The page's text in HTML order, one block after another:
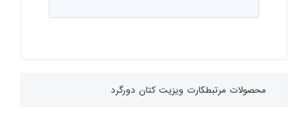
محصولات مرتبطکارت ویزیت کتان دورگرد